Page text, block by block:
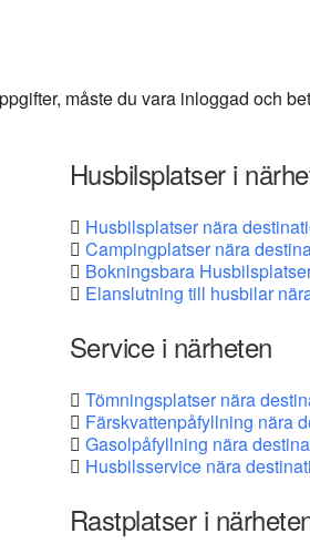
måste du vara inloggad och
Husbilsplatser i
Husbilsplatser nära
Campingplatser nära
Bokningsbara
Elanslutning till husbilar
Service i närheten
Tömningsplatser nära
Färskvattenpåfyllning nära
Gasolpåfyllning nära
Husbilsservice nära
Rastplatser i